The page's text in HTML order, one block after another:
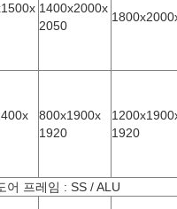
1400x2000x
2050
800x1900x
1920
1920
어 프레임 : SS / ALU